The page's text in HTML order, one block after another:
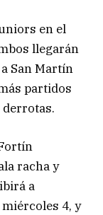
en el
llegarán
San Martín
partidos
racha y
a
4, y